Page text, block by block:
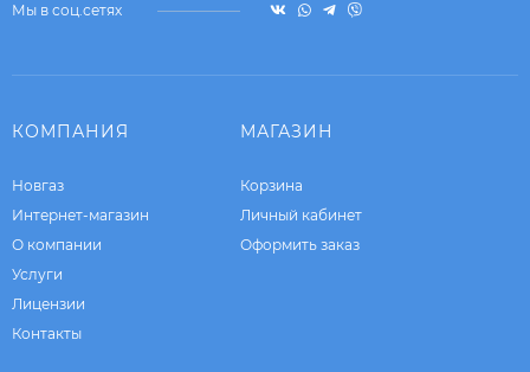
Мы в соц.сетях
КОМПАНИЯ
Новгаз
Интернет-магазин
О компании
Услуги
Лицензии
Контакты
МАГАЗИН
Корзина
Личный кабинет
Оформить заказ